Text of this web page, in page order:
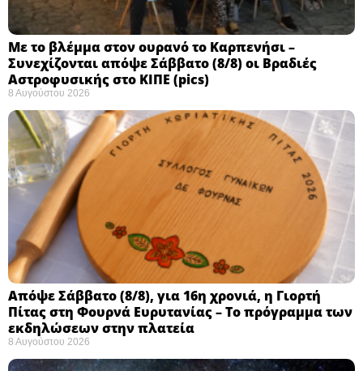
Με το βλέμμα στον ουρανό το Καρπενήσι –
Συνεχίζονται απόψε Σάββατο (8/8) οι Βραδιές
Αστροφυσικής στο ΚΙΠΕ (pics)
8 Αυγούστου 2026
Απόψε Σάββατο (8/8), για 16η χρονιά, η Γιορτή
Πίτας στη Φουρνά Ευρυτανίας – Το πρόγραμμα των
εκδηλώσεων στην πλατεία
8 Αυγούστου 2026